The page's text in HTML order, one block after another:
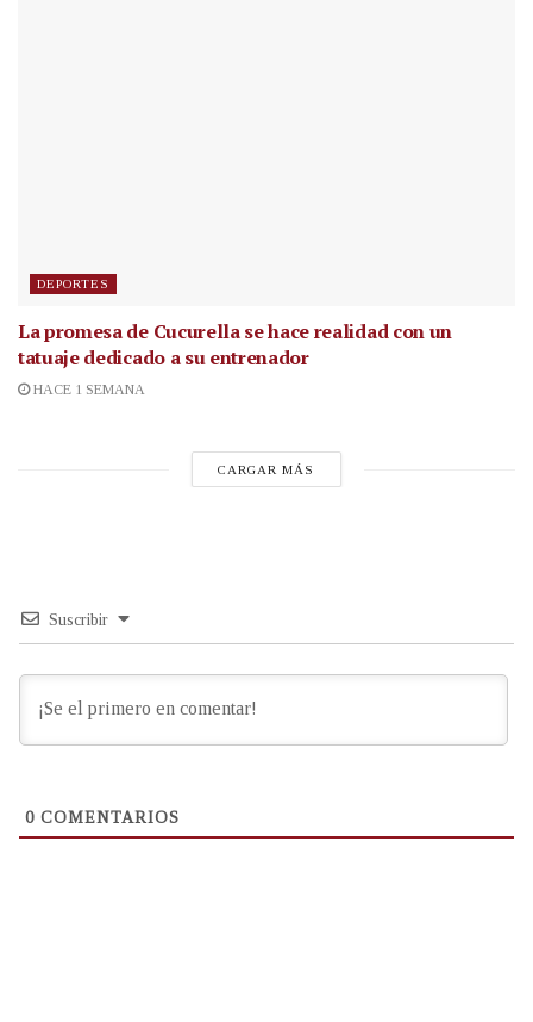
DEPORTES
La promesa de Cucurella se hace realidad con un
tatuaje dedicado a su entrenador
HACE 1 SEMANA
CARGAR MÁS
Suscribir
0 COMENTARIOS